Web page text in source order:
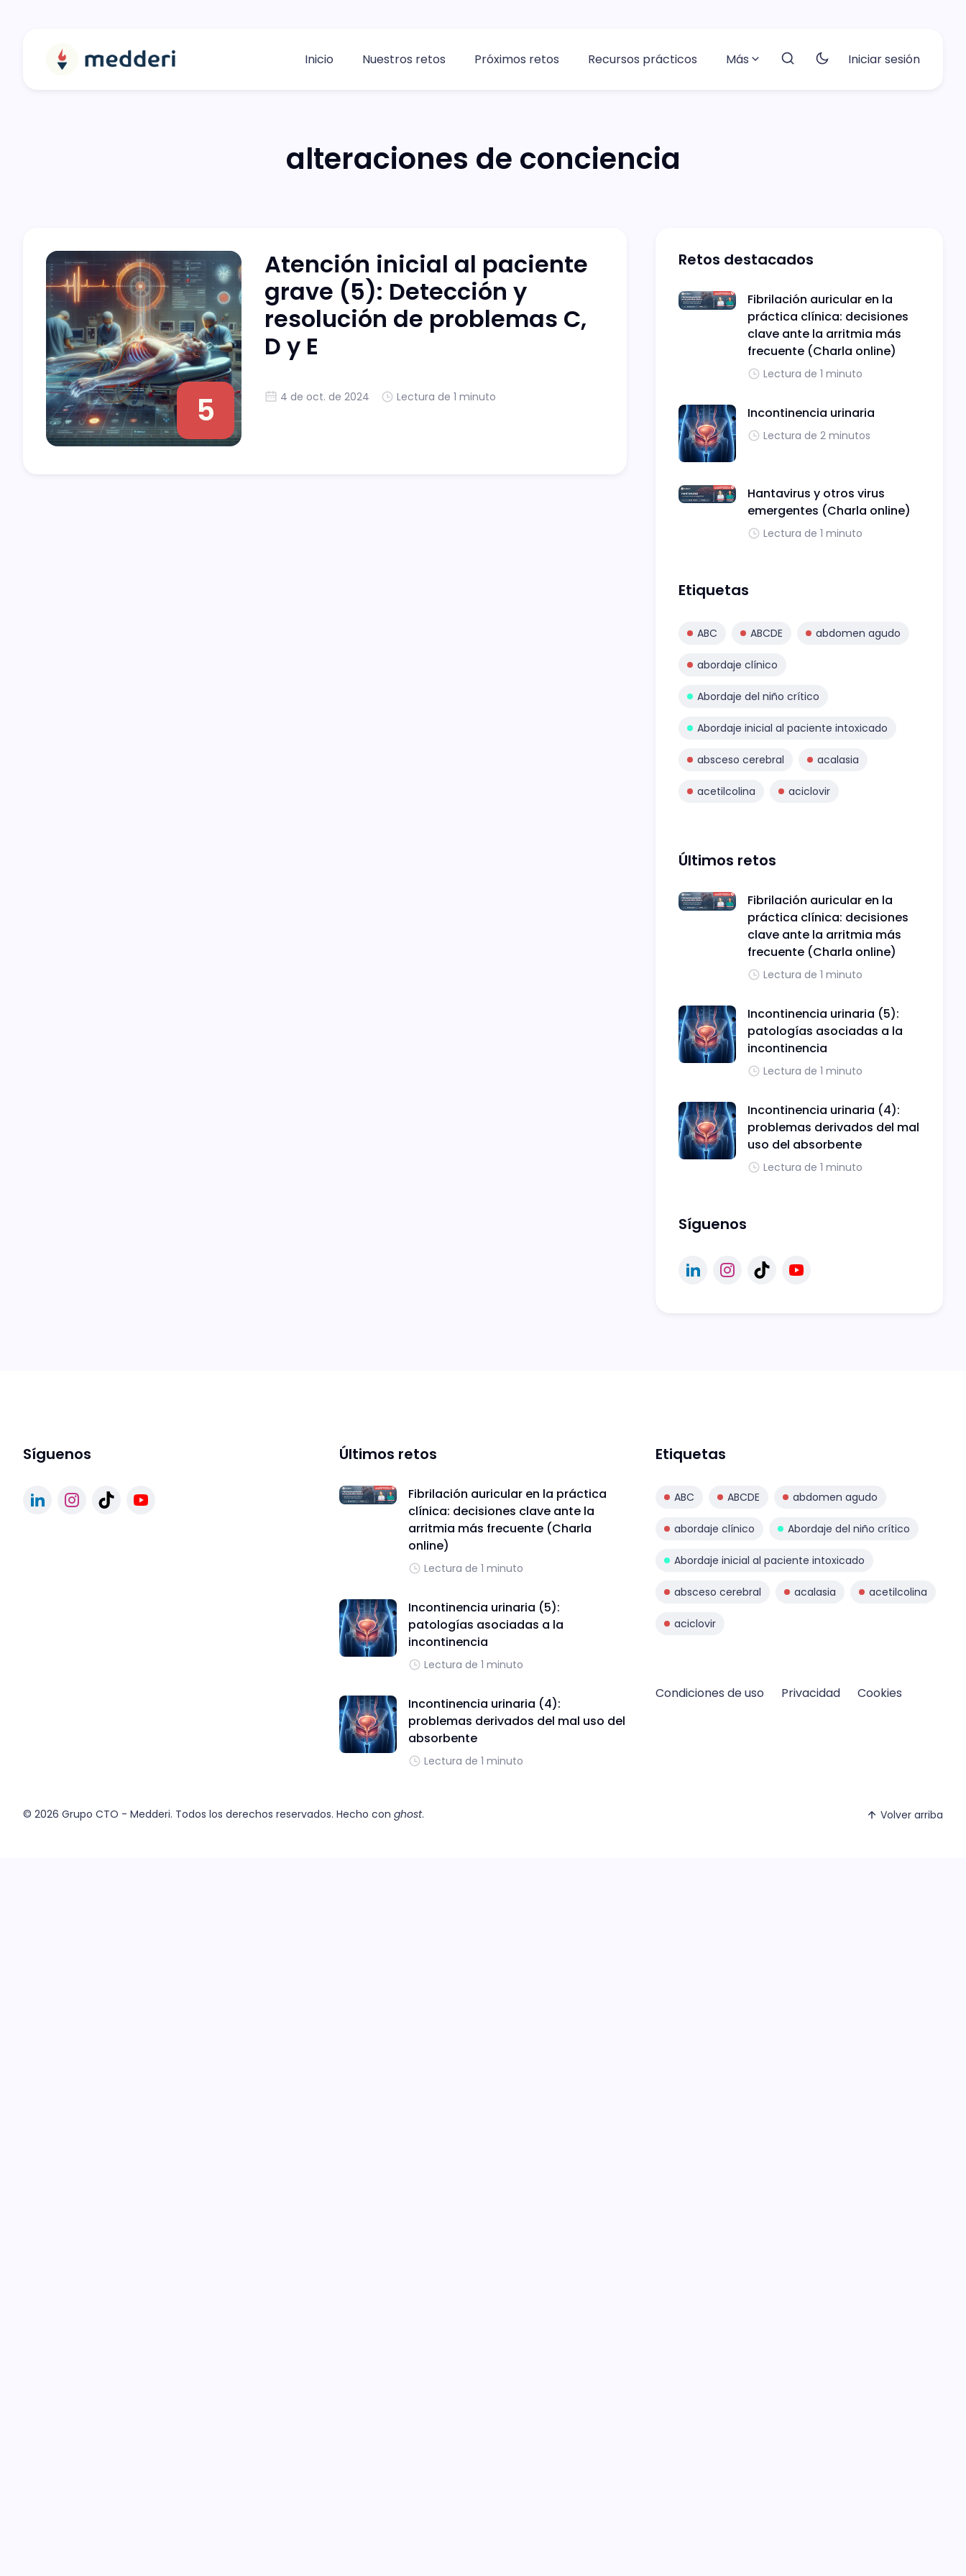
Inicio Nuestros retos Próximos retos Recursos prácticos Más Iniciar sesión
alteraciones de conciencia
5
Atención inicial al paciente
grave (5): Detección y
resolución de problemas C,
D y E
4 de oct. de 2024 Lectura de 1 minuto
Retos destacados
Fibrilación auricular en la
práctica clínica: decisiones
clave ante la arritmia más
frecuente (Charla online)
Lectura de 1 minuto
Incontinencia urinaria
Lectura de 2 minutos
Hantavirus y otros virus
emergentes (Charla online)
Lectura de 1 minuto
Etiquetas
ABC ABCDE abdomen agudo
abordaje clínico
Abordaje del niño crítico
Abordaje inicial al paciente intoxicado
absceso cerebral acalasia
acetilcolina aciclovir
Últimos retos
Fibrilación auricular en la
práctica clínica: decisiones
clave ante la arritmia más
frecuente (Charla online)
Lectura de 1 minuto
Incontinencia urinaria (5):
patologías asociadas a la
incontinencia
Lectura de 1 minuto
Incontinencia urinaria (4):
problemas derivados del mal
uso del absorbente
Lectura de 1 minuto
Síguenos
Síguenos Últimos retos
Fibrilación auricular en la práctica
clínica: decisiones clave ante la
arritmia más frecuente (Charla
online)
Lectura de 1 minuto
Incontinencia urinaria (5):
patologías asociadas a la
incontinencia
Lectura de 1 minuto
Incontinencia urinaria (4):
problemas derivados del mal uso del
absorbente
Lectura de 1 minuto
Etiquetas
ABC ABCDE abdomen agudo
abordaje clínico Abordaje del niño crítico
Abordaje inicial al paciente intoxicado
absceso cerebral acalasia acetilcolina
aciclovir
Condiciones de uso Privacidad Cookies
© 2026 Grupo CTO - Medderi. Todos los derechos reservados. Hecho con ghost. Volver arriba